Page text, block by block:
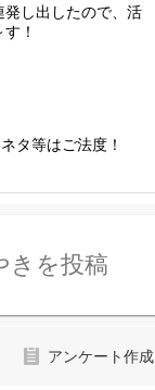
し出したので、活
！
タ等はご法度！
きを投稿
アンケート作成